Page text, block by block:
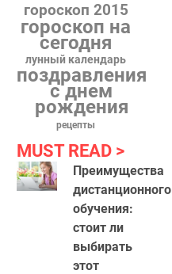
гороскоп 2015
гороскоп на
сегодня
лунный календарь
поздравления
с днем
рождения
рецепты
MUST READ
Преимущества
дистанционного
обучения:
стоит ли
выбирать
этот